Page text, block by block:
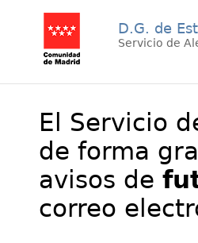
D.G. de
Servicio de
El Servicio
de forma
avisos de
correo